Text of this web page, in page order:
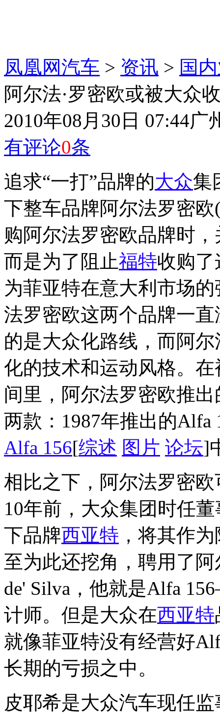
凤凰网汽车 > 资讯 > 国
阿尔法·罗密欧或被大众
2010年08月30日 07:44广
有评论0条
追求“一打”品牌的大众集
下整车品牌阿尔法罗密欧
购阿尔法罗密欧品牌时
而是为了阻止福特收购
为菲亚特在意大利市场
法罗密欧这两个品牌一
的是大众化路线，而阿
化的技术和运动风格。
间里，阿尔法罗密欧推
两款：1987年推出的Alfa
Alfa 156[综述 图片 论坛]
相比之下，阿尔法罗密
10年前，大众集团时任
下品牌西亚特 ，将其作
至为此还挖角，聘用了
de' Silva，他就是Alfa
计师。但是大众在西亚特
就像菲亚特没有经营好
长期的亏损之中。
皮耶希是大众汽车现任